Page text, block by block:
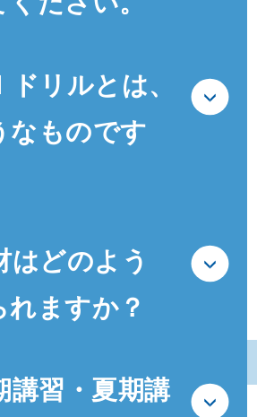
リルとは、
なものです
はどのよう
ますか？
講習・夏期講